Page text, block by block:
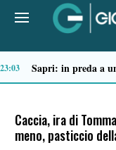
Caccia, ira di
meno, pasticcio